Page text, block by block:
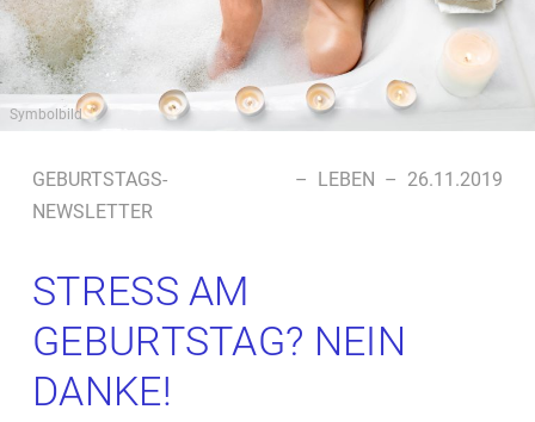
Symbolbild
GEBURTSTAGS-
NEWSLETTER
– LEBEN – 26.11.2019
STRESS AM
GEBURTSTAG? NEIN
DANKE!